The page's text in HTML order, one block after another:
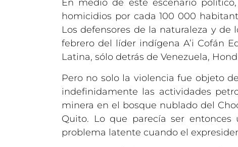
En medio de este escenario
homicidios por cada 100 000
Los defensores de la naturaleza y
febrero del líder indígena A’i Cofán
Latina, sólo detrás de Venezuela,
Pero no solo la violencia fue objeto
indefinidamente las actividades
minera en el bosque nublado del
Quito. Lo que parecía ser
problema latente cuando el